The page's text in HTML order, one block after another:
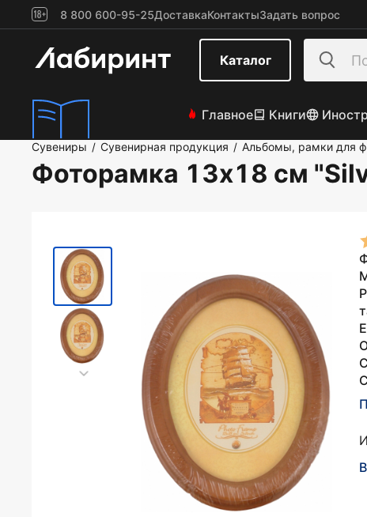
8 800 600-95-25ДоставкаКонтактыЗадать вопрос
Каталог
Главное Книги
Сувениры / Сувенирная продукция / Альбомы, рамки для
Фоторамка 13х18 см